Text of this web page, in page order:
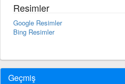
Resimler
Google Resimler
Bing Resimler
Geçmiş